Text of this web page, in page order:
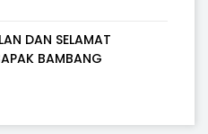
DAN SELAMAT
BAMBANG